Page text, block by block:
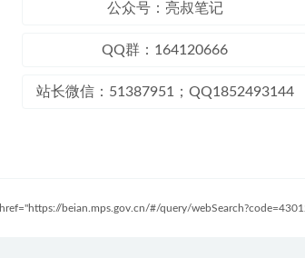
公众号：亮叔笔记
QQ群：164120666
站长微信：51387951；QQ1852493144
href="https://beian.mps.gov.cn/#/query/